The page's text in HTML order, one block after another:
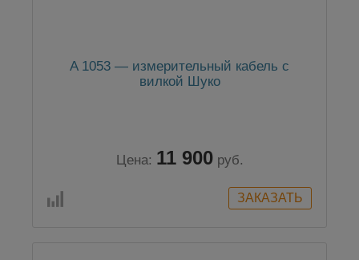
A 1053 — измерительный кабель с
вилкой Шуко
Цена: 11 900 руб.